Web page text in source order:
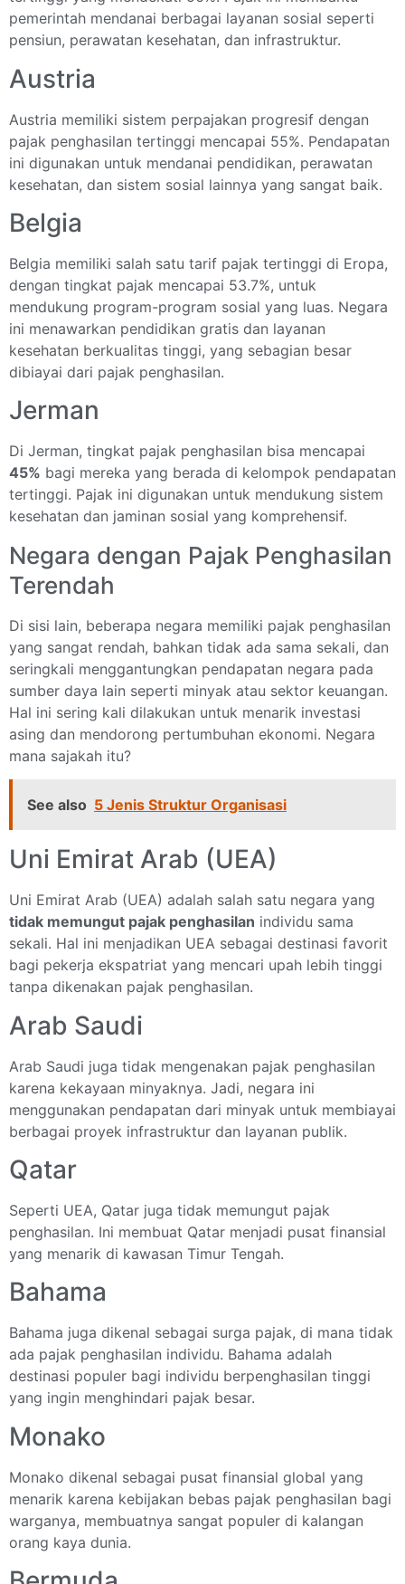
pemerintah mendanai berbagai layanan sosial seperti
pensiun, perawatan kesehatan, dan infrastruktur.
Austria
Austria memiliki sistem perpajakan progresif dengan
pajak penghasilan tertinggi mencapai 55%. Pendapatan
ini digunakan untuk mendanai pendidikan, perawatan
kesehatan, dan sistem sosial lainnya yang sangat baik.
Belgia
Belgia memiliki salah satu tarif pajak tertinggi di Eropa,
dengan tingkat pajak mencapai 53.7%, untuk
mendukung program-program sosial yang luas. Negara
ini menawarkan pendidikan gratis dan layanan
kesehatan berkualitas tinggi, yang sebagian besar
dibiayai dari pajak penghasilan.
Jerman
Di Jerman, tingkat pajak penghasilan bisa mencapai
45% bagi mereka yang berada di kelompok pendapatan
tertinggi. Pajak ini digunakan untuk mendukung sistem
kesehatan dan jaminan sosial yang komprehensif.
Negara dengan Pajak Penghasilan
Terendah
Di sisi lain, beberapa negara memiliki pajak penghasilan
yang sangat rendah, bahkan tidak ada sama sekali, dan
seringkali menggantungkan pendapatan negara pada
sumber daya lain seperti minyak atau sektor keuangan.
Hal ini sering kali dilakukan untuk menarik investasi
asing dan mendorong pertumbuhan ekonomi. Negara
mana sajakah itu?
See also 5 Jenis Struktur Organisasi
Uni Emirat Arab (UEA)
Uni Emirat Arab (UEA) adalah salah satu negara yang
tidak memungut pajak penghasilan individu sama
sekali. Hal ini menjadikan UEA sebagai destinasi favorit
bagi pekerja ekspatriat yang mencari upah lebih tinggi
tanpa dikenakan pajak penghasilan.
Arab Saudi
Arab Saudi juga tidak mengenakan pajak penghasilan
karena kekayaan minyaknya. Jadi, negara ini
menggunakan pendapatan dari minyak untuk membiayai
berbagai proyek infrastruktur dan layanan publik.
Qatar
Seperti UEA, Qatar juga tidak memungut pajak
penghasilan. Ini membuat Qatar menjadi pusat finansial
yang menarik di kawasan Timur Tengah.
Bahama
Bahama juga dikenal sebagai surga pajak, di mana tidak
ada pajak penghasilan individu. Bahama adalah
destinasi populer bagi individu berpenghasilan tinggi
yang ingin menghindari pajak besar.
Monako
Monako dikenal sebagai pusat finansial global yang
menarik karena kebijakan bebas pajak penghasilan bagi
warganya, membuatnya sangat populer di kalangan
orang kaya dunia.